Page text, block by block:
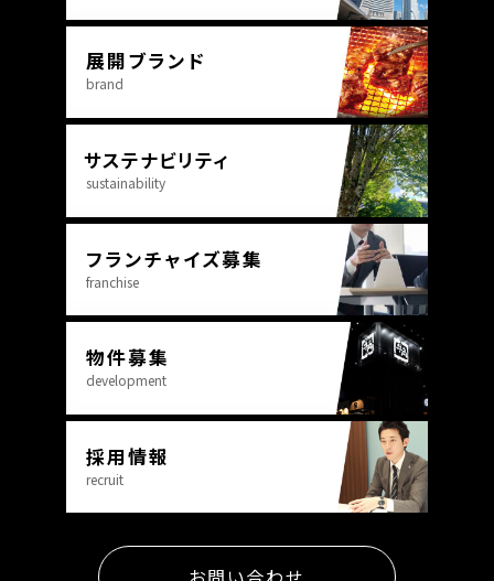
FC事業サポート
FC加盟募集ブランド
開業までの流れ
加盟についてのお問い合わせ
お問い合わせ
プライバシーポリシー
ソーシャルメディアポリシー
展開ブランド
brand
サステナビリティ
sustainability
フランチャイズ募集
franchise
物件募集
development
採用情報
recruit